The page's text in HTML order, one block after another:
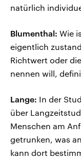
natürlich
Blumenthal: Wie
eigentlich
Richtwert oder
nennen will,
Lange: In der
über
Menschen am
getrunken, was
kann dort